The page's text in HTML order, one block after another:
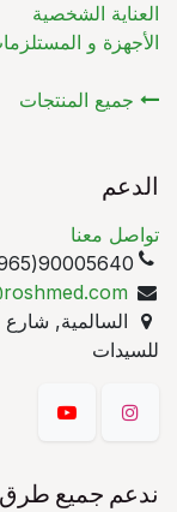
العناية الشخصية
الأجهزة و
جميع المنتجات
الدعم
تواصل معنا
90005640(965)
السالمية,
للسيدات
ندعم جميع طرق